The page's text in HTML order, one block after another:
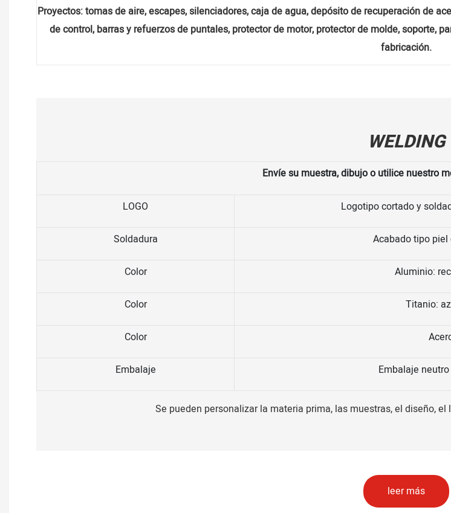
Proyectos: tomas de aire, escapes, silenciadores, caja de agua, depósito de recuperación de
de control, barras y refuerzos de puntales, protector de motor, protector de molde, soporte,
fabricación.
WELDING
Envíe su muestra, dibujo o utilice nuestro
LOGO Logotipo cortado y
Soldadura Acabado tipo piel
Color Aluminio:
Color Titanio:
Color
Embalaje Embalaje
Se pueden personalizar la materia prima, las muestras, el diseño,
leer más